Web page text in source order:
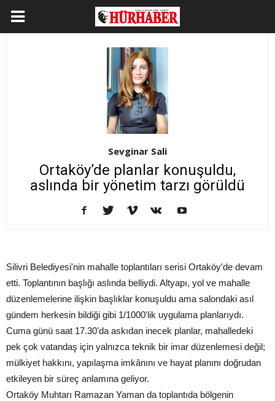
Sevginar Sali
Ortaköy’de planlar konuşuldu,
aslında bir yönetim tarzı görüldü
Silivri Belediyesi'nin mahalle toplantıları serisi Ortaköy'de devam
etti. Toplantının başlığı aslında belliydi. Altyapı, yol ve mahalle
düzenlemelerine ilişkin başlıklar konuşuldu ama salondaki asıl
gündem herkesin bildiği gibi 1/1000'lik uygulama planlarıydı.
Cuma günü saat 17.30'da askıdan inecek planlar, mahalledeki
pek çok vatandaş için yalnızca teknik bir imar düzenlemesi değil;
mülkiyet hakkını, yapılaşma imkânını ve hayat planını doğrudan
etkileyen bir süreç anlamına geliyor.
Ortaköy Muhtarı Ramazan Yaman da toplantıda bölgenin